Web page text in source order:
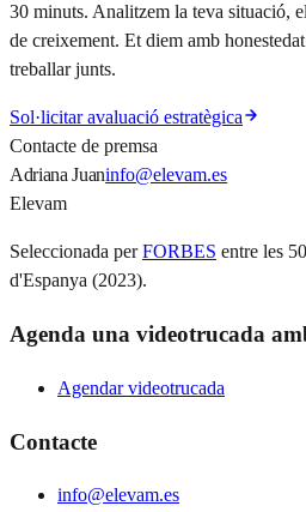
30 minuts. Analitzem la teva situació,
de creixement. Et diem amb
treballar junts.
Sol·licitar avaluació estratègica
Contacte de premsa
Adriana Juaninfo@elevam.es
Elevam
Seleccionada per FORBES entre les
d'Espanya (2023).
Agenda una videotrucada
Agendar videotrucada
Contacte
info@elevam.es